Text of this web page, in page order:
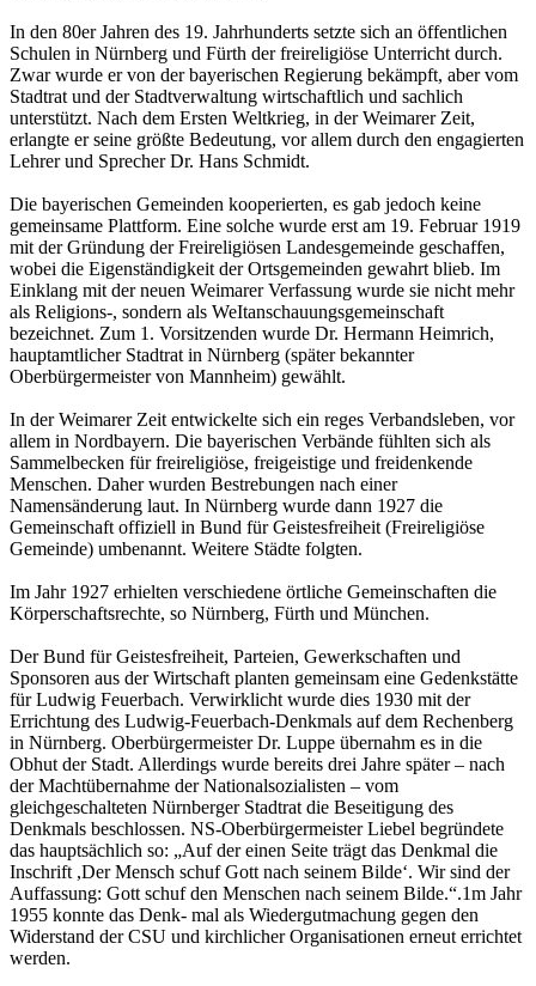
In den 80er Jahren des 19. Jahrhunderts setzte sich an öffentlichen
Schulen in Nürnberg und Fürth der freireligiöse Unterricht durch.
Zwar wurde er von der bayerischen Regierung bekämpft, aber vom
Stadtrat und der Stadtverwaltung wirtschaftlich und sachlich
unterstützt. Nach dem Ersten Weltkrieg, in der Weimarer Zeit,
erlangte er seine größte Bedeutung, vor allem durch den engagierten
Lehrer und Sprecher Dr. Hans Schmidt.
Die bayerischen Gemeinden kooperierten, es gab jedoch keine
gemeinsame Plattform. Eine solche wurde erst am 19. Februar 1919
mit der Gründung der Freireligiösen Landesgemeinde geschaffen,
wobei die Eigenständigkeit der Ortsgemeinden gewahrt blieb. Im
Einklang mit der neuen Weimarer Verfassung wurde sie nicht mehr
als Religions-, sondern als WeItanschauungsgemeinschaft
bezeichnet. Zum 1. Vorsitzenden wurde Dr. Hermann Heimrich,
hauptamtlicher Stadtrat in Nürnberg (später bekannter
Oberbürgermeister von Mannheim) gewählt.
In der Weimarer Zeit entwickelte sich ein reges Verbandsleben, vor
allem in Nordbayern. Die bayerischen Verbände fühlten sich als
Sammelbecken für freireligiöse, freigeistige und freidenkende
Menschen. Daher wurden Bestrebungen nach einer
Namensänderung laut. In Nürnberg wurde dann 1927 die
Gemeinschaft offiziell in Bund für Geistesfreiheit (Freireligiöse
Gemeinde) umbenannt. Weitere Städte folgten.
Im Jahr 1927 erhielten verschiedene örtliche Gemeinschaften die
Körperschaftsrechte, so Nürnberg, Fürth und München.
Der Bund für Geistesfreiheit, Parteien, Gewerkschaften und
Sponsoren aus der Wirtschaft planten gemeinsam eine Gedenkstätte
für Ludwig Feuerbach. Verwirklicht wurde dies 1930 mit der
Errichtung des Ludwig-Feuerbach-Denkmals auf dem Rechenberg
in Nürnberg. Oberbürgermeister Dr. Luppe übernahm es in die
Obhut der Stadt. Allerdings wurde bereits drei Jahre später – nach
der Machtübernahme der Nationalsozialisten – vom
gleichgeschalteten Nürnberger Stadtrat die Beseitigung des
Denkmals beschlossen. NS-Oberbürgermeister Liebel begründete
das hauptsächlich so: „Auf der einen Seite trägt das Denkmal die
Inschrift ,Der Mensch schuf Gott nach seinem Bilde‘. Wir sind der
Auffassung: Gott schuf den Menschen nach seinem Bilde.“.1m Jahr
1955 konnte das Denk- mal als Wiedergutmachung gegen den
Widerstand der CSU und kirchlicher Organisationen erneut errichtet
werden.